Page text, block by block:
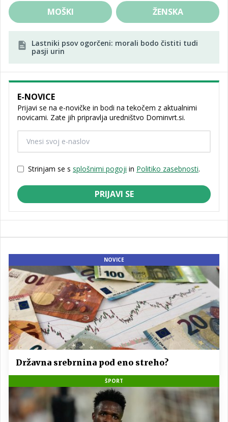
MOŠKI ŽENSKA
Lastniki psov ogorčeni: morali bodo čistiti tudi
pasji urin
E-NOVICE
Prijavi se na e-novičke in bodi na tekočem z aktualnimi
novicami. Zate jih pripravlja uredništvo Dominvrt.si.
Strinjam se s splošnimi pogoji in Politiko zasebnosti.
PRIJAVI SE
NOVICE
Državna srebrnina pod eno streho?
ŠPORT